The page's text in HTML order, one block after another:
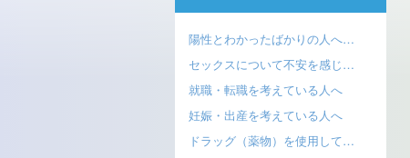
陽性とわかったばかりの人へ…
セックスについて不安を感じ…
就職・転職を考えている人へ
妊娠・出産を考えている人へ
ドラッグ（薬物）を使用して…